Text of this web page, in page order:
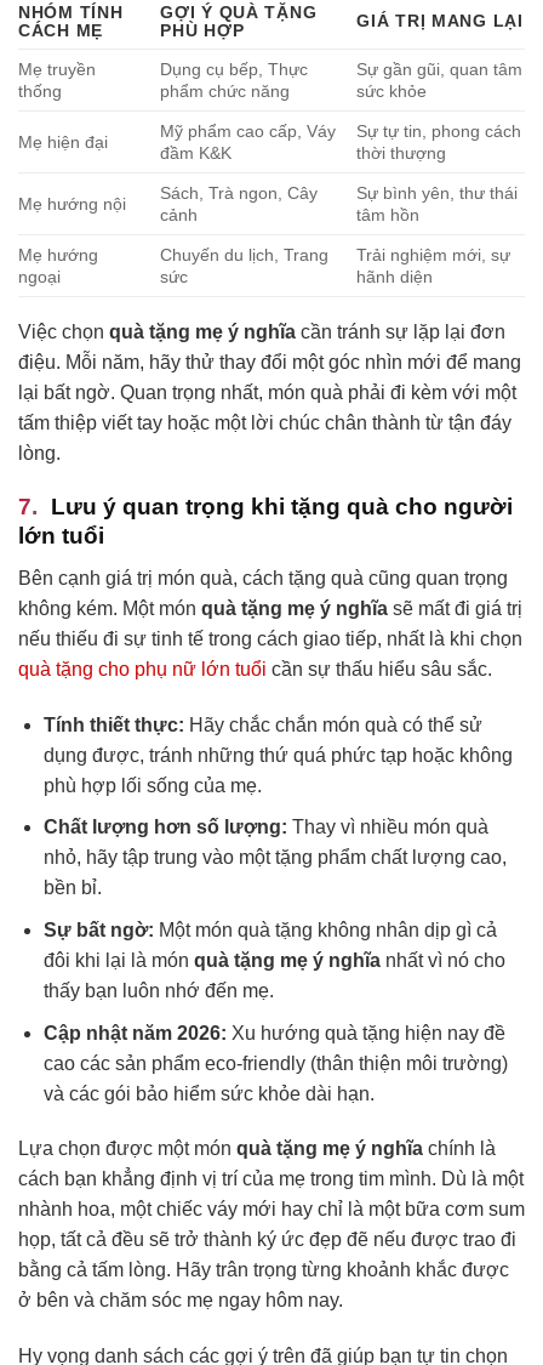
NHÓM TÍNH
CÁCH MẸ
GỢI Ý QUÀ TẶNG
PHÙ HỢP
GIÁ TRỊ MANG LẠI
Mẹ truyền
thống
Dụng cụ bếp, Thực
phẩm chức năng
Sự gần gũi, quan tâm
sức khỏe
Mẹ hiện đại
Mỹ phẩm cao cấp, Váy
đầm K&K
Sự tự tin, phong cách
thời thượng
Mẹ hướng nội
Sách, Trà ngon, Cây
cảnh
Sự bình yên, thư thái
tâm hồn
Mẹ hướng
ngoại
Chuyến du lịch, Trang
sức
Trải nghiệm mới, sự
hãnh diện
Việc chọn quà tặng mẹ ý nghĩa cần tránh sự lặp lại đơn
điệu. Mỗi năm, hãy thử thay đổi một góc nhìn mới để mang
lại bất ngờ. Quan trọng nhất, món quà phải đi kèm với một
tấm thiệp viết tay hoặc một lời chúc chân thành từ tận đáy
lòng.
Lưu ý quan trọng khi tặng quà cho người
lớn tuổi
Bên cạnh giá trị món quà, cách tặng quà cũng quan trọng
không kém. Một món quà tặng mẹ ý nghĩa sẽ mất đi giá trị
nếu thiếu đi sự tinh tế trong cách giao tiếp, nhất là khi chọn
quà tặng cho phụ nữ lớn tuổi cần sự thấu hiểu sâu sắc.
Tính thiết thực: Hãy chắc chắn món quà có thể sử
dụng được, tránh những thứ quá phức tạp hoặc không
phù hợp lối sống của mẹ.
Chất lượng hơn số lượng: Thay vì nhiều món quà
nhỏ, hãy tập trung vào một tặng phẩm chất lượng cao,
bền bỉ.
Sự bất ngờ: Một món quà tặng không nhân dịp gì cả
đôi khi lại là món quà tặng mẹ ý nghĩanhất vì nó cho
thấy bạn luôn nhớ đến mẹ.
Cập nhật năm 2026: Xu hướng quà tặng hiện nay đề
cao các sản phẩm eco-friendly (thân thiện môi trường)
và các gói bảo hiểm sức khỏe dài hạn.
Lựa chọn được một món quà tặng mẹ ý nghĩa chính là
cách bạn khẳng định vị trí của mẹ trong tim mình. Dù là một
nhành hoa, một chiếc váy mới hay chỉ là một bữa cơm sum
họp, tất cả đều sẽ trở thành ký ức đẹp đẽ nếu được trao đi
bằng cả tấm lòng. Hãy trân trọng từng khoảnh khắc được
ở bên và chăm sóc mẹ ngay hôm nay.
Hy vọng danh sách các gợi ý trên đã giúp bạn tự tin chọn